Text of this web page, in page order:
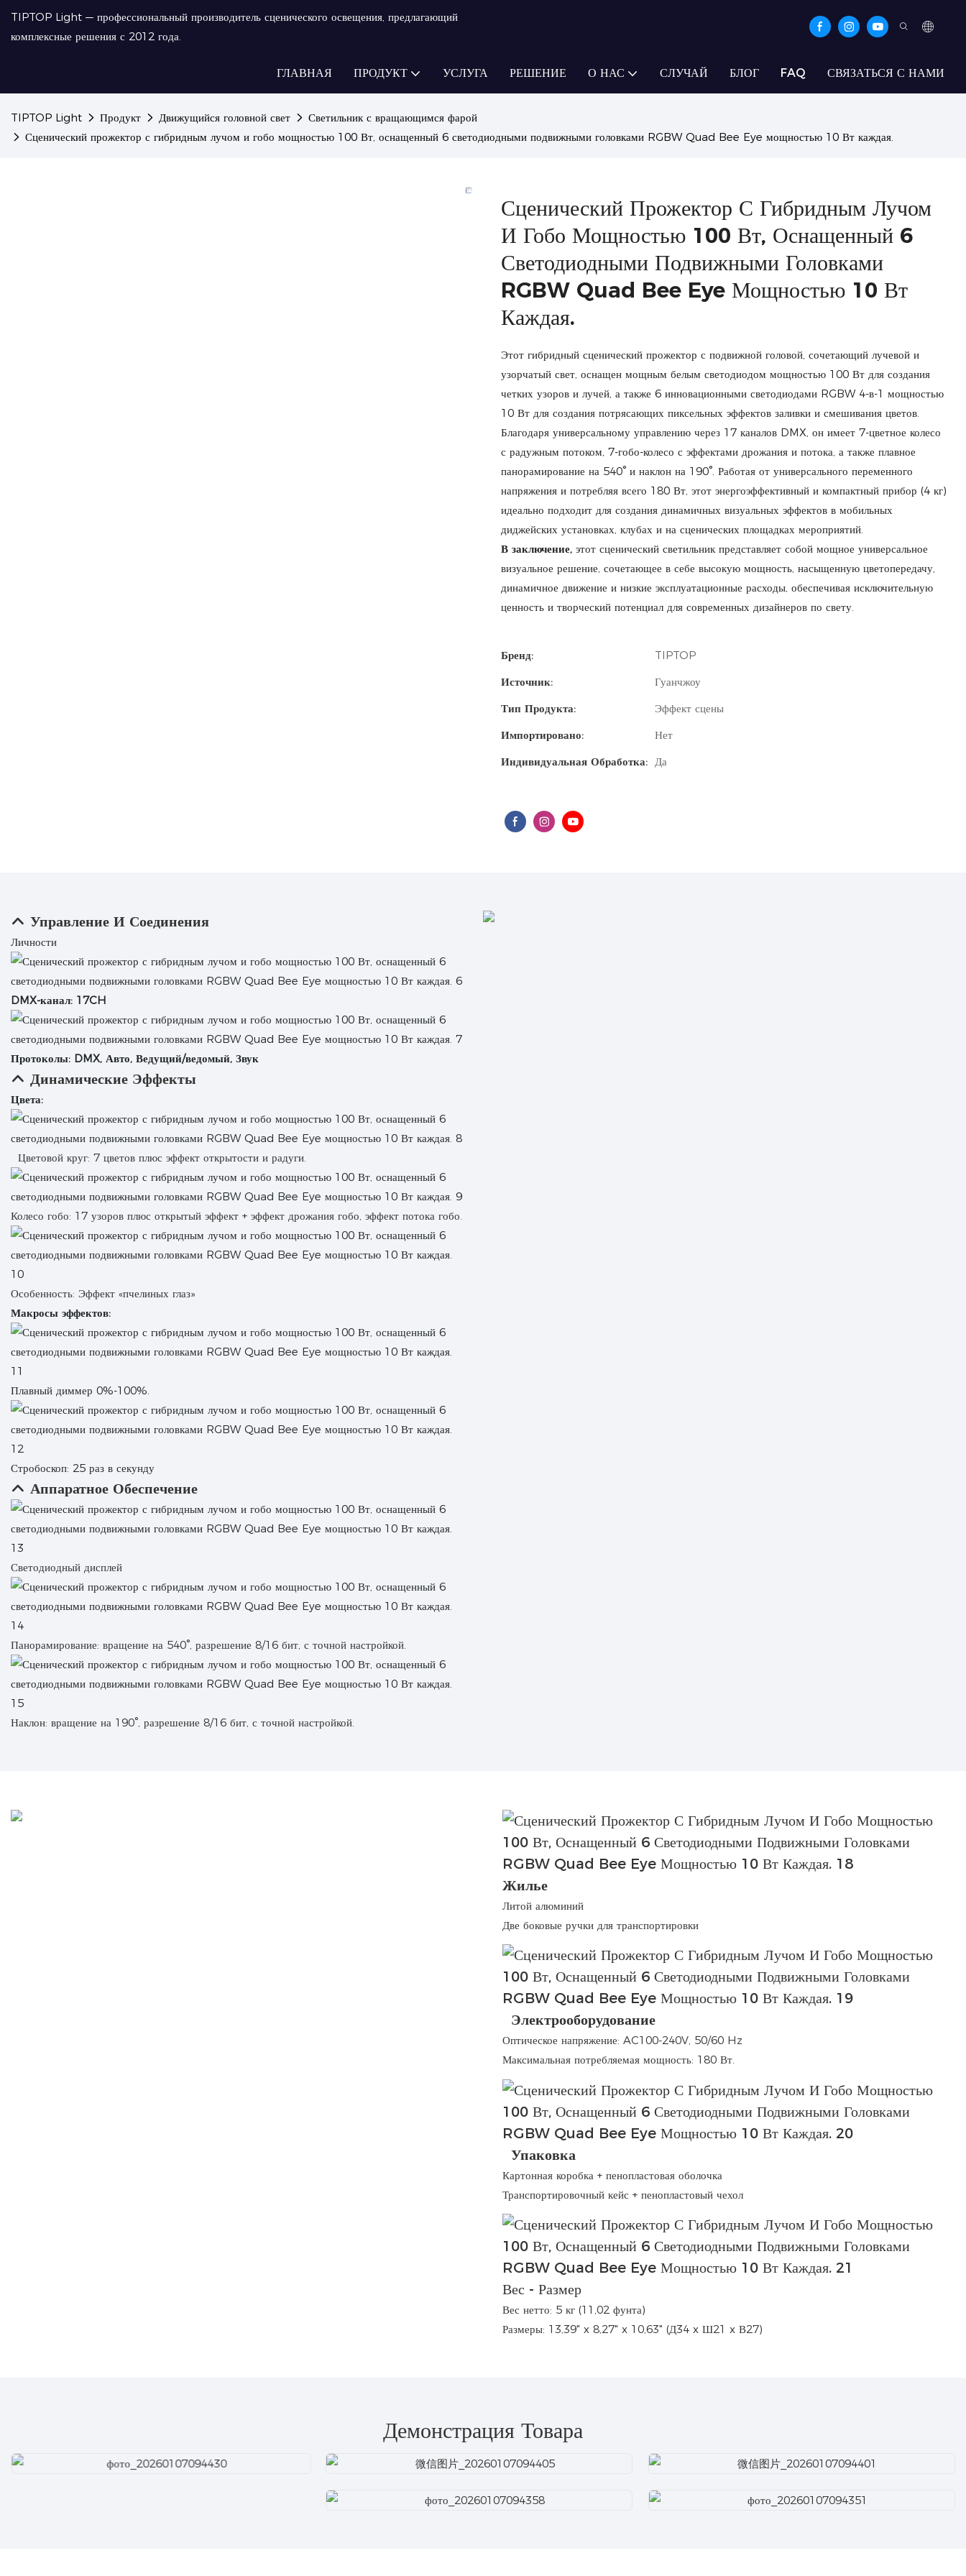
TIPTOP Light — профессиональный производитель сценического освещения, предлагающий
комплексные решения с 2012 года.
ГЛАВНАЯ ПРОДУКТ УСЛУГА РЕШЕНИЕ О НАС СЛУЧАЙ БЛОГ FAQ СВЯЗАТЬСЯ С НАМИ
TIPTOP Light Продукт Движущийся головной свет
Светильник с вращающимся фарой
Сценический прожектор с гибридным лучом и гобо мощностью 100 Вт, оснащенный 6 светодиодными подвижными головками RGBW Quad Bee Eye мощностью 10 Вт каждая.
Сценический Прожектор С Гибридным Лучом
И Гобо Мощностью 100 Вт, Оснащенный 6
Светодиодными Подвижными Головками
RGBW Quad Bee Eye Мощностью 10 Вт
Каждая.
Этот гибридный сценический прожектор с подвижной головой, сочетающий лучевой и
узорчатый свет, оснащен мощным белым светодиодом мощностью 100 Вт для создания
четких узоров и лучей, а также 6 инновационными светодиодами RGBW 4-в-1 мощностью
10 Вт для создания потрясающих пиксельных эффектов заливки и смешивания цветов.
Благодаря универсальному управлению через 17 каналов DMX, он имеет 7-цветное колесо
с радужным потоком, 7-гобо-колесо с эффектами дрожания и потока, а также плавное
панорамирование на 540° и наклон на 190°. Работая от универсального переменного
напряжения и потребляя всего 180 Вт, этот энергоэффективный и компактный прибор (4 кг)
идеально подходит для создания динамичных визуальных эффектов в мобильных
диджейских установках, клубах и на сценических площадках мероприятий.
В заключение, этот сценический светильник представляет собой мощное универсальное
визуальное решение, сочетающее в себе высокую мощность, насыщенную цветопередачу,
динамичное движение и низкие эксплуатационные расходы, обеспечивая исключительную
ценность и творческий потенциал для современных дизайнеров по свету.
Бренд:
TIPTOP
Источник:
Гуанчжоу
Тип Продукта:
Эффект сцены
Импортировано:
Нет
Индивидуальная Обработка: Да
Управление И Соединения
Личности
DMX-канал: 17CH
Протоколы: DMX, Авто, Ведущий/ведомый, Звук
Динамические Эффекты
Цвета:
Цветовой круг: 7 цветов плюс эффект открытости и радуги.
Колесо гобо: 17 узоров плюс открытый эффект + эффект дрожания гобо, эффект потока гобо.
Особенность: Эффект «пчелиных глаз»
Макросы эффектов:
Плавный диммер 0%-100%.
Стробоскоп: 25 раз в секунду
Аппаратное Обеспечение
Светодиодный дисплей
Панорамирование: вращение на 540°, разрешение 8/16 бит, с точной настройкой.
Наклон: вращение на 190°, разрешение 8/16 бит, с точной настройкой.
Жилье
Литой алюминий
Две боковые ручки для транспортировки
Электрооборудование
Оптическое напряжение: AC100-240V, 50/60 Hz
Максимальная потребляемая мощность: 180 Вт.
Упаковка
Картонная коробка + пенопластовая оболочка
Транспортировочный кейс + пенопластовый чехол
Вес - Размер
Вес нетто: 5 кг (11,02 фунта)
Размеры: 13,39" x 8,27" x 10,63" (Д34 x Ш21 x В27)
Демонстрация Товара